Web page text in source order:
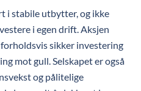
i stabile utbytter, og ikke
i egen drift. Aksjen
sikker investering
mot gull. Selskapet er også
og pålitelige